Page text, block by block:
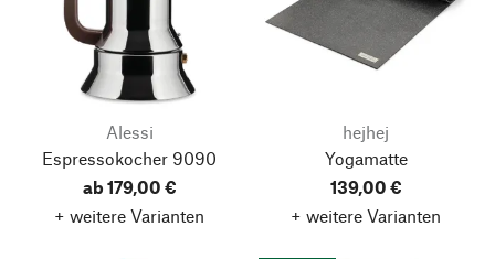
Alessi
Espressokocher 9090
ab 179,00 €
+ weitere Varianten
hejhej
Yogamatte
139,00 €
+ weitere Varianten